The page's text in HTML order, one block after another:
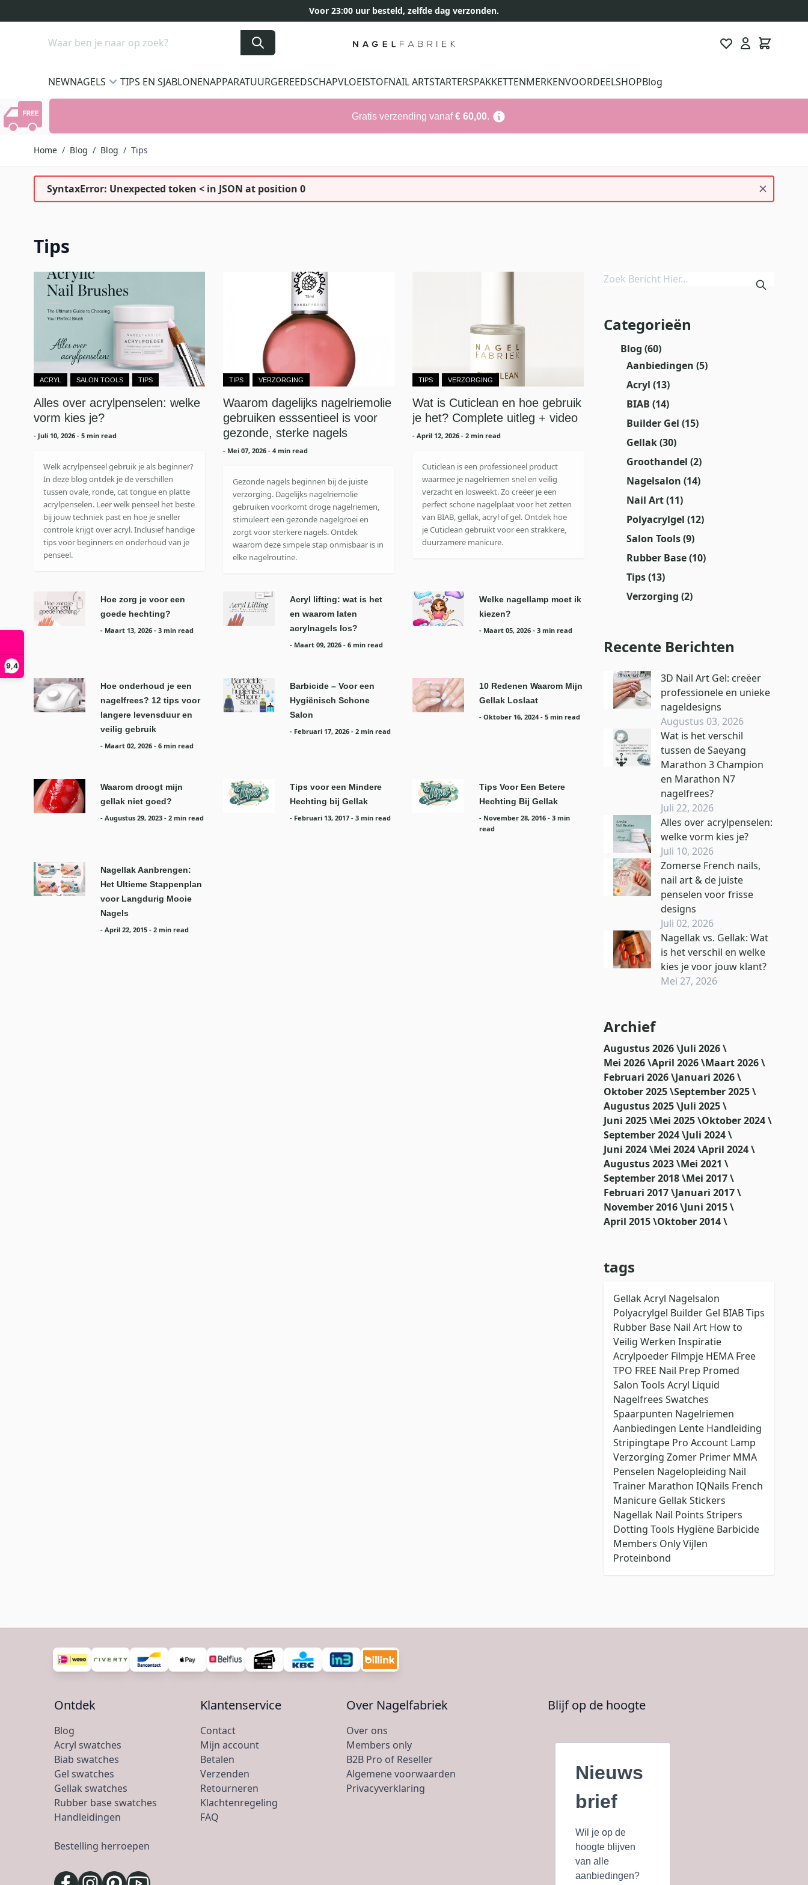
9,4
Voor 23:00 uur besteld, zelfde dag verzonden.
Search
NEWNAGELS TIPS EN SJABLONENAPPARATUURGEREEDSCHAPVLOEISTOFNAIL ARTSTARTERSPAKKETTENMERKENVOORDEELSHOPBlog
Gratis verzending vanaf€ 60,00.
Home / Blog / Blog / Tips
SyntaxError: Unexpected token < in JSON at position 0
Tips
ACRYL SALON TOOLS TIPS
Alles over acrylpenselen: welke
vorm kies je?
- Juli 10, 2026 - 5 min read
Welk acrylpenseel gebruik je als beginner?
In deze blog ontdek je de verschillen
tussen ovale, ronde, cat tongue en platte
acrylpenselen. Leer welk penseel het beste
bij jouw techniek past en hoe je sneller
controle krijgt over acryl. Inclusief handige
tips voor beginners en onderhoud van je
penseel.
TIPS VERZORGING
Waarom dagelijks nagelriemolie
gebruiken esssentieel is voor
gezonde, sterke nagels
- Mei 07, 2026 - 4 min read
Gezonde nagels beginnen bij de juiste
verzorging. Dagelijks nagelriemolie
gebruiken voorkomt droge nagelriemen,
stimuleert een gezonde nagelgroei en
zorgt voor sterkere nagels. Ontdek
waarom deze simpele stap onmisbaar is in
elke nagelroutine.
TIPS VERZORGING
Wat is Cuticlean en hoe gebruik
je het? Complete uitleg + video
- April 12, 2026 - 2 min read
Cuticlean is een professioneel product
waarmee je nagelriemen snel en veilig
verzacht en losweekt. Zo creëer je een
perfect schone nagelplaat voor het zetten
van BIAB, gellak, acryl of gel. Ontdek hoe
je Cuticlean gebruikt voor een strakkere,
duurzamere manicure.
Hoe zorg je voor een
goede hechting?
-Maart 13, 2026 - 3 min read
Acryl lifting: wat is het
en waarom laten
acrylnagels los?
-Maart 09, 2026 - 6 min read
Welke nagellamp moet ik
kiezen?
-Maart 05, 2026 - 3 min read
Hoe onderhoud je een
nagelfrees? 12 tips voor
langere levensduur en
veilig gebruik
-Maart 02, 2026 - 6 min read
Barbicide – Voor een
Hygiënisch Schone
Salon
-Februari 17, 2026 - 2 min read
10 Redenen Waarom Mijn
Gellak Loslaat
-Oktober 16, 2024 - 5 min read
Waarom droogt mijn
gellak niet goed?
-Augustus 29, 2023 - 2 min read
Tips voor een Mindere
Hechting bij Gellak
-Februari 13, 2017 - 3 min read
Tips Voor Een Betere
Hechting Bij Gellak
-November 28, 2016 - 3 min
read
Nagellak Aanbrengen:
Het Ultieme Stappenplan
voor Langdurig Mooie
Nagels
-April 22, 2015 - 2 min read
Categorieën
Blog (60)
Aanbiedingen (5)
Acryl (13)
BIAB (14)
Builder Gel (15)
Gellak(30)
Groothandel (2)
Nagelsalon (14)
Nail Art(11)
Polyacrylgel (12)
Salon Tools(9)
Rubber Base(10)
Tips(13)
Verzorging (2)
Recente Berichten
3D Nail Art Gel: creëer
professionele en unieke
nageldesigns
Augustus 03, 2026
Wat is het verschil
tussen de Saeyang
Marathon 3 Champion
en Marathon N7
nagelfrees?
Juli 22, 2026
Alles over acrylpenselen:
welke vorm kies je?
Juli 10, 2026
Zomerse French nails,
nail art & de juiste
penselen voor frisse
designs
Juli 02, 2026
Nagellak vs. Gellak: Wat
is het verschil en welke
kies je voor jouw klant?
Mei 27, 2026
Archief
Augustus 2026 \Juli 2026 \
Mei 2026 \April 2026 \Maart 2026 \
Februari 2026 \Januari 2026 \
Oktober 2025 \September 2025 \
Augustus 2025 \Juli 2025 \
Juni 2025 \Mei 2025 \Oktober 2024 \
September 2024 \Juli 2024 \
Juni 2024 \Mei 2024 \April 2024 \
Augustus 2023 \Mei 2021 \
September 2018 \Mei 2017 \
Februari 2017 \Januari 2017 \
November 2016 \Juni 2015 \
April 2015 \Oktober 2014 \
tags
GellakAcryl Nagelsalon
Polyacrylgel Builder Gel BIABTips
Rubber Base Nail Art How to
Veilig Werken Inspiratie
Acrylpoeder Filmpje HEMA Free
TPO FREE Nail Prep Promed
Salon Tools Acryl Liquid
Nagelfrees Swatches
Spaarpunten Nagelriemen
Aanbiedingen Lente Handleiding
Stripingtape Pro Account Lamp
Verzorging Zomer Primer MMA
Penselen Nagelopleiding Nail
Trainer Marathon IQNails French
Manicure Gellak Stickers
Nagellak Nail Points Stripers
Dotting Tools Hygiëne Barbicide
Members OnlyVijlen
Proteinbond
Ontdek
Blog
Acryl swatches
Biab swatches
Gel swatches
Gellak swatches
Rubber base swatches
Handleidingen
Bestelling herroepen
Klantenservice
Contact
Mijn account
Betalen
Verzenden
Retourneren
Klachtenregeling
FAQ
Over Nagelfabriek
Over ons
Members only
B2B Pro of Reseller
Algemene voorwaarden
Privacyverklaring
Blijf op de hoogte
Nieuws
brief
Wil je op de
hoogte blijven
van alle
aanbiedingen?